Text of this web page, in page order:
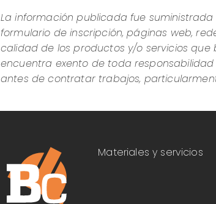
La información publicada fue
formulario de inscripción, páginas web,
calidad de los productos y/o servicios que
encuentra exento de toda
antes de contratar trabajos,
Materiales y servicios